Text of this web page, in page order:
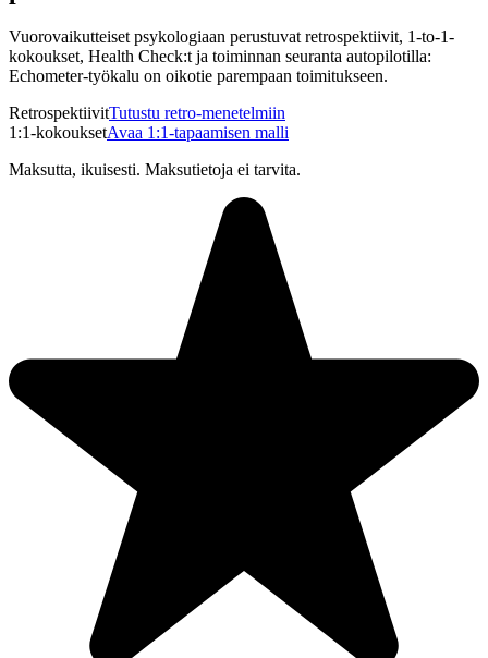
Vuorovaikutteiset psykologiaan perustuvat retrospektiivit, 1-to-1-
kokoukset, Health Check:t ja toiminnan seuranta autopilotilla:
Echometer-työkalu on oikotie parempaan toimitukseen.
RetrospektiivitTutustu retro-menetelmiin
1:1-kokouksetAvaa 1:1-tapaamisen malli
Maksutta, ikuisesti. Maksutietoja ei tarvita.